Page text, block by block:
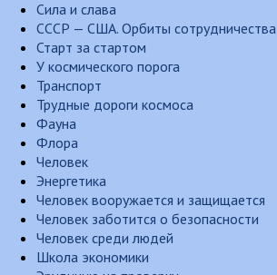
Сила и слава
СССР — США. Орбиты сотрудничества
Старт за стартом
У космического порога
Транспорт
Трудные дороги космоса
Фауна
Флора
Человек
Энергетика
Человек вооружается и защищается
Человек заботится о безопасности
Человек среди людей
Школа экономики